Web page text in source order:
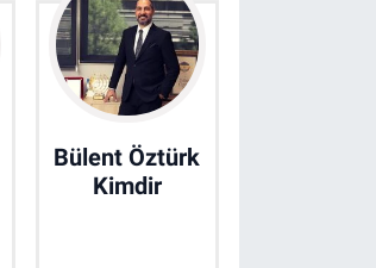
Bülent Öztürk
Kimdir